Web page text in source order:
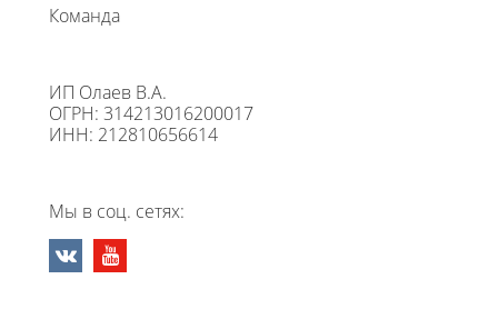
Команда
ИП Олаев В.А.
ОГРН: 314213016200017
ИНН: 212810656614
Мы в соц. сетях: